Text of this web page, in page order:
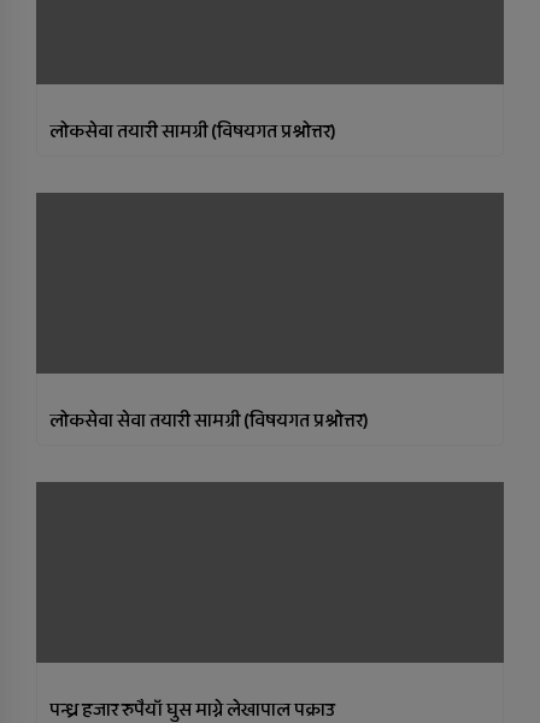
लोकसेवा तयारी सामग्री (विषयगत प्रश्नोत्तर)
लोकसेवा सेवा तयारी सामग्री (विषयगत प्रश्नोत्तर)
पन्ध्र हजार रुपैयाँ घुस माग्ने लेखापाल पक्राउ